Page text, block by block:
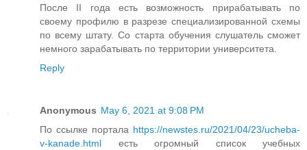
После II года есть возможность прирабатывать по
своему профилю в разрезе специализированной схемы
по всему штату. Со старта обучения слушатель сможет
немного зарабатывать по территории университета.
Reply
Anonymous May 6, 2021 at 9:08 PM
По ссылке портала https://newstes.ru/2021/04/23/ucheba-
v-kanade.html есть огромный список учебных